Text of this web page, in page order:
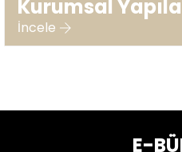
Kurumsal
İncele
E-